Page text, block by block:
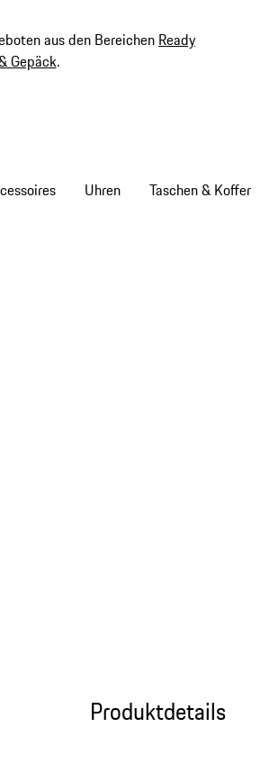
aus den Bereichen Ready
Gepäck.
Uhren Taschen & Koffer
Produktdetails